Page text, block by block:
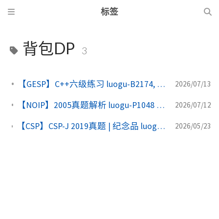
标签
背包DP 3
【GESP】C++六级练习 luogu-B2174, 完全背包 2026/07/13
【NOIP】2005真题解析 luogu-P1048 采药（适合GESP六级以上练习） 2026/07/12
【CSP】CSP-J 2019真题 | 纪念品 luogu-P5662 （适合GESP六级及以上考生练习） 2026/05/23